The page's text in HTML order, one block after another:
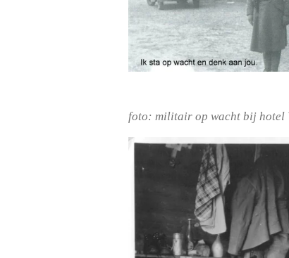
foto: militair op wacht bij hotel